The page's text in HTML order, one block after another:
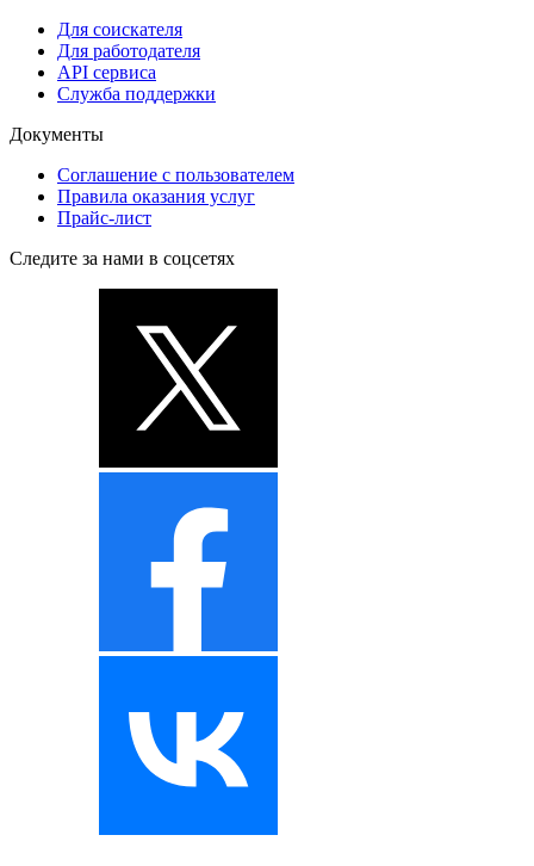
Для соискателя
Для работодателя
API сервиса
Служба поддержки
Документы
Соглашение с пользователем
Правила оказания услуг
Прайс-лист
Следите за нами в соцсетях